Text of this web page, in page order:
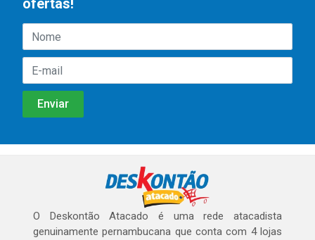
ofertas!
O Deskontão Atacado é uma rede atacadista
genuinamente pernambucana que conta com 4 lojas